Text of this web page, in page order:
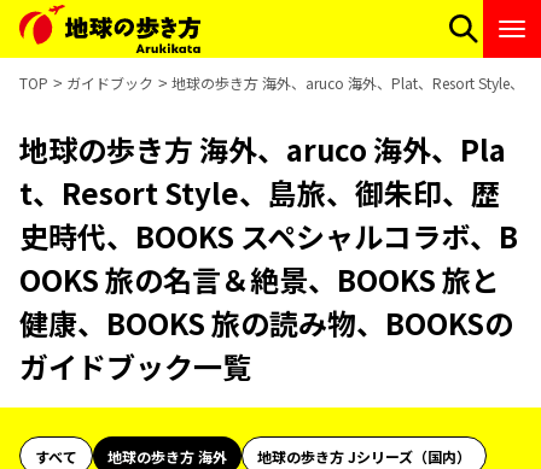
TOP ガイドブック 地球の歩き方 海外、aruco 海外、Plat、Resort Style、
地球の歩き方 海外、aruco 海外、Pla
t、Resort Style、島旅、御朱印、歴
史時代、BOOKS スペシャルコラボ、B
OOKS 旅の名言＆絶景、BOOKS 旅と
健康、BOOKS 旅の読み物、BOOKSの
ガイドブック一覧
すべて 地球の歩き方 海外
地球の歩き方 Jシリーズ（国内）